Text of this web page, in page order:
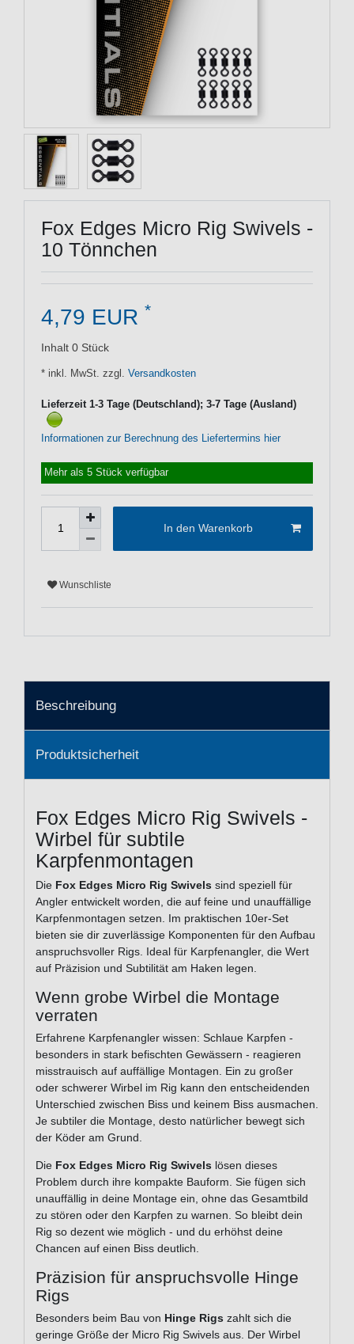
Fox Edges Micro Rig Swivels -
10 Tönnchen
4,79 EUR *
Inhalt 0 Stück
* inkl. MwSt. zzgl. Versandkosten
Lieferzeit 1-3 Tage (Deutschland); 3-7 Tage (Ausland)
Informationen zur Berechnung des Liefertermins hier
Mehr als 5 Stück verfügbar
In den Warenkorb
Wunschliste
Beschreibung
Produktsicherheit
Fox Edges Micro Rig Swivels -
Wirbel für subtile
Karpfenmontagen
Die Fox Edges Micro Rig Swivels sind speziell für
Angler entwickelt worden, die auf feine und unauffällige
Karpfenmontagen setzen. Im praktischen 10er-Set
bieten sie dir zuverlässige Komponenten für den Aufbau
anspruchsvoller Rigs. Ideal für Karpfenangler, die Wert
auf Präzision und Subtilität am Haken legen.
Wenn grobe Wirbel die Montage
verraten
Erfahrene Karpfenangler wissen: Schlaue Karpfen -
besonders in stark befischten Gewässern - reagieren
misstrauisch auf auffällige Montagen. Ein zu großer
oder schwerer Wirbel im Rig kann den entscheidenden
Unterschied zwischen Biss und keinem Biss ausmachen.
Je subtiler die Montage, desto natürlicher bewegt sich
der Köder am Grund.
Die Fox Edges Micro Rig Swivels lösen dieses
Problem durch ihre kompakte Bauform. Sie fügen sich
unauffällig in deine Montage ein, ohne das Gesamtbild
zu stören oder den Karpfen zu warnen. So bleibt dein
Rig so dezent wie möglich - und du erhöhst deine
Chancen auf einen Biss deutlich.
Präzision für anspruchsvolle Hinge
Rigs
Besonders beim Bau von Hinge Rigs zahlt sich die
geringe Größe der Micro Rig Swivels aus. Der Wirbel